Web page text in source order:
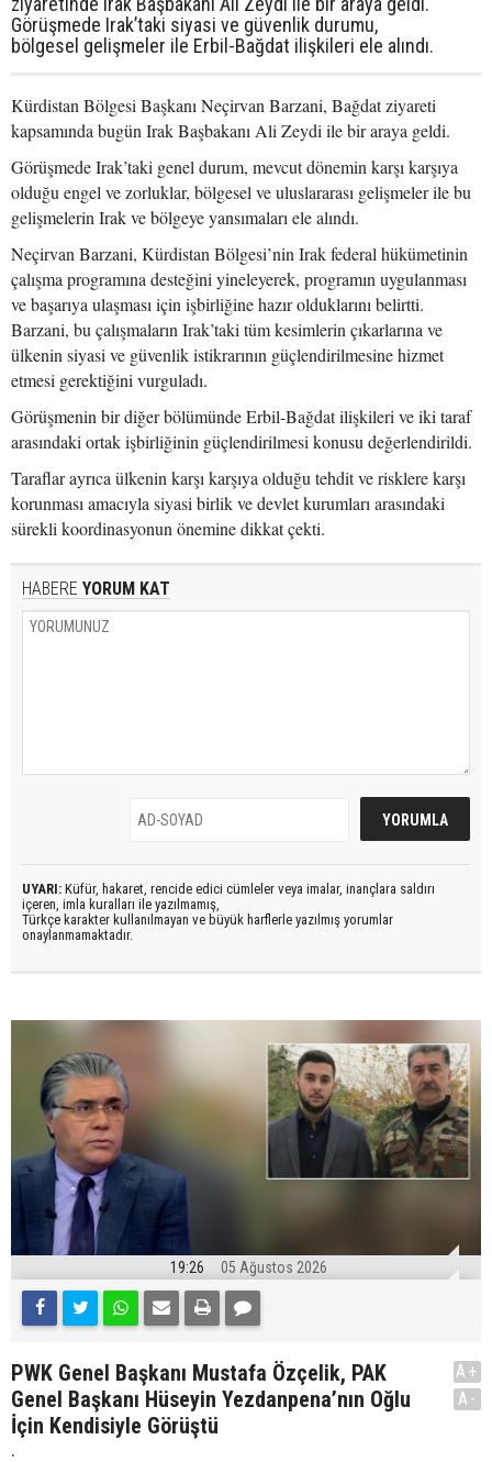
Görüşmede Irak’taki siyasi ve güvenlik durumu,
bölgesel gelişmeler ile Erbil-Bağdat ilişkileri ele alındı.
Kürdistan Bölgesi Başkanı Neçirvan Barzani, Bağdat ziyareti
kapsamında bugün Irak Başbakanı Ali Zeydi ile bir araya geldi.
Görüşmede Irak’taki genel durum, mevcut dönemin karşı karşıya
olduğu engel ve zorluklar, bölgesel ve uluslararası gelişmeler ile bu
gelişmelerin Irak ve bölgeye yansımaları ele alındı.
Neçirvan Barzani, Kürdistan Bölgesi’nin Irak federal hükümetinin
çalışma programına desteğini yineleyerek, programın uygulanması
ve başarıya ulaşması için işbirliğine hazır olduklarını belirtti.
Barzani, bu çalışmaların Irak’taki tüm kesimlerin çıkarlarına ve
ülkenin siyasi ve güvenlik istikrarının güçlendirilmesine hizmet
etmesi gerektiğini vurguladı.
Görüşmenin bir diğer bölümünde Erbil-Bağdat ilişkileri ve iki taraf
arasındaki ortak işbirliğinin güçlendirilmesi konusu değerlendirildi.
Taraflar ayrıca ülkenin karşı karşıya olduğu tehdit ve risklere karşı
korunması amacıyla siyasi birlik ve devlet kurumları arasındaki
sürekli koordinasyonun önemine dikkat çekti.
HABERE YORUM KAT
UYARI: Küfür, hakaret, rencide edici cümleler veya imalar, inançlara saldırı
içeren, imla kuralları ile yazılmamış,
Türkçe karakter kullanılmayan ve büyük harflerle yazılmış yorumlar
onaylanmamaktadır.
19:26 05 Ağustos 2026
PWK Genel Başkanı Mustafa Özçelik, PAK
Genel Başkanı Hüseyin Yezdanpena’nın Oğlu
İçin Kendisiyle Görüştü
.
A+
A-